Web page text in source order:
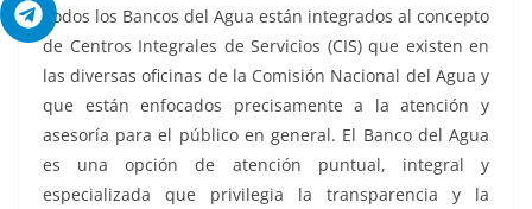
Todos los Bancos del Agua están integrados al concepto
de Centros Integrales de Servicios (CIS) que existen en
las diversas oficinas de la Comisión Nacional del Agua y
que están enfocados precisamente a la atención y
asesoría para el público en general. El Banco del Agua
es una opción de atención puntual, integral y
especializada que privilegia la transparencia y la